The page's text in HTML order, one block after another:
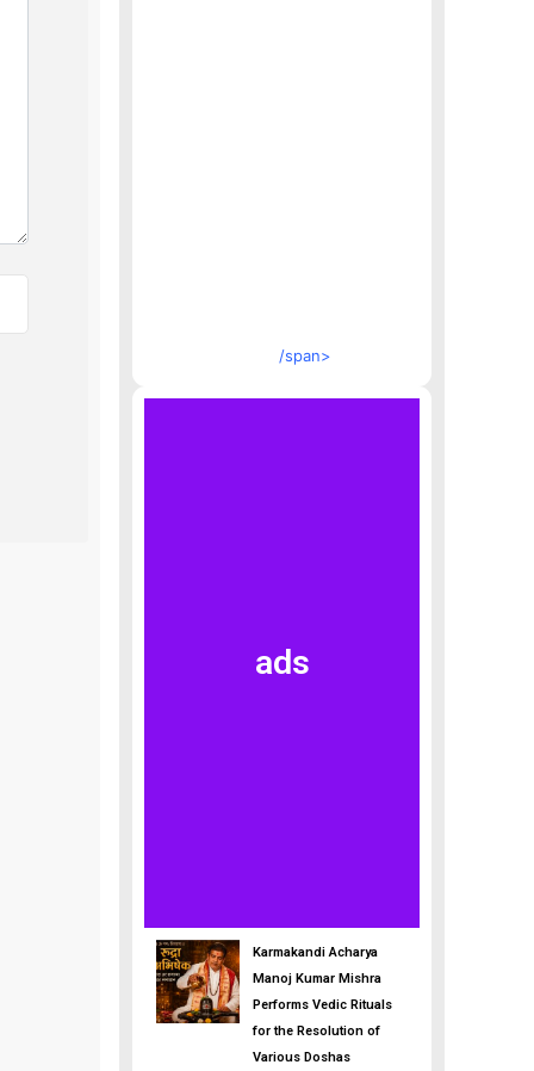
/span>
ads
Karmakandi Acharya
Manoj Kumar Mishra
Performs Vedic Rituals
for the Resolution of
Various Doshas